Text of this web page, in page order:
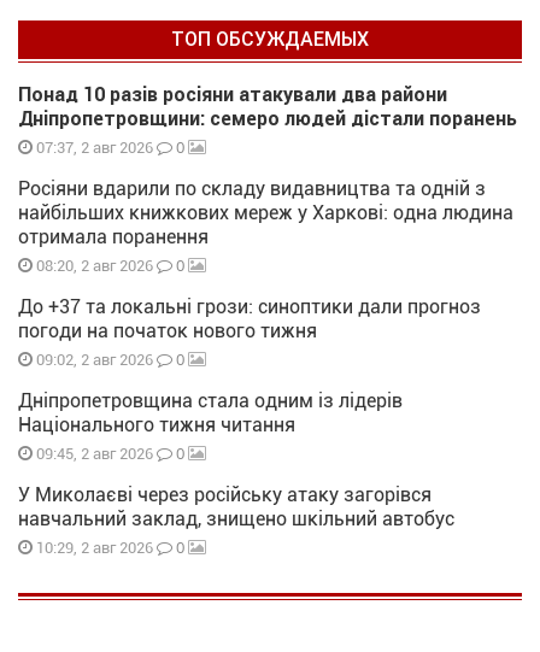
ТОП ОБСУЖДАЕМЫХ
Понад 10 разів росіяни атакували два райони
Дніпропетровщини: семеро людей дістали поранень
07:37, 2 авг 2026 0
Росіяни вдарили по складу видавництва та одній з
найбільших книжкових мереж у Харкові: одна людина
отримала поранення
08:20, 2 авг 2026 0
До +37 та локальні грози: синоптики дали прогноз
погоди на початок нового тижня
09:02, 2 авг 2026 0
Дніпропетровщина стала одним із лідерів
Національного тижня читання
09:45, 2 авг 2026 0
У Миколаєві через російську атаку загорівся
навчальний заклад, знищено шкільний автобус
10:29, 2 авг 2026 0